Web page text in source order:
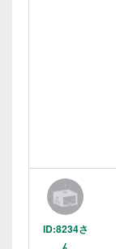
ID:8234さ